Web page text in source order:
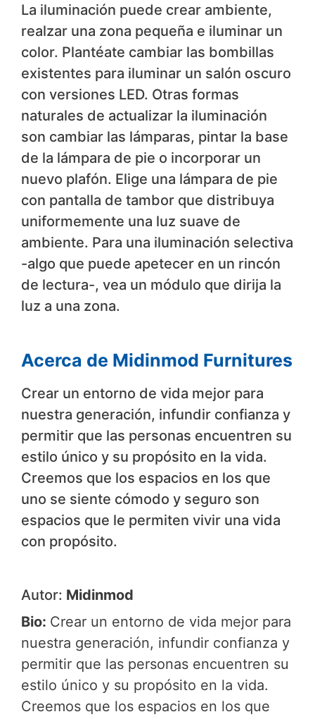
La iluminación puede crear ambiente,
realzar una zona pequeña e iluminar un
color. Plantéate cambiar las bombillas
existentes para iluminar un salón oscuro
con versiones LED. Otras formas
naturales de actualizar la iluminación
son cambiar las lámparas, pintar la base
de la lámpara de pie o incorporar un
nuevo plafón. Elige una lámpara de pie
con pantalla de tambor que distribuya
uniformemente una luz suave de
ambiente. Para una iluminación selectiva
-algo que puede apetecer en un rincón
de lectura-, vea un módulo que dirija la
luz a una zona.
Acerca de Midinmod Furnitures
Crear un entorno de vida mejor para
nuestra generación, infundir confianza y
permitir que las personas encuentren su
estilo único y su propósito en la vida.
Creemos que los espacios en los que
uno se siente cómodo y seguro son
espacios que le permiten vivir una vida
con propósito.
Autor: Midinmod
Bio: Crear un entorno de vida mejor para
nuestra generación, infundir confianza y
permitir que las personas encuentren su
estilo único y su propósito en la vida.
Creemos que los espacios en los que